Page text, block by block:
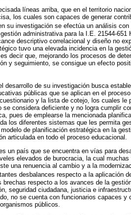
líneas arriba, que en el territorio
los cuales son capaces de generar
su investigación se efectúa un análisis con
administrativa para la I.E. 21544-651
descriptivo correlacional y diseño no
tuvo una elevada incidencia en la
decir que, mejorando los procesos de
y seguimiento, se consigue un efecto
desarrollo de su investigación busca
públicas que se aplican en el
y la lista de cotejo, los cuales le
considera deficiente y no logra cumplir
pues de emplearse la mencionada
los diferentes sistemas que les permita
de planificación estratégica en la
articulada en todo el proceso educacional.
un país que se encuentra en vías para
elevados de burocracia, la cual
una renuencia al cambio y a la
desbalances respecto a la aplicación
respecto a los avances de la
seguridad ciudadana, justicia e
no se cuenta con funcionarios capaces y
públicos.